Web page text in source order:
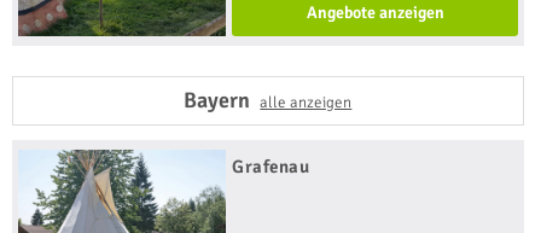
Angebote anzeigen
Bayernalle anzeigen
Grafenau